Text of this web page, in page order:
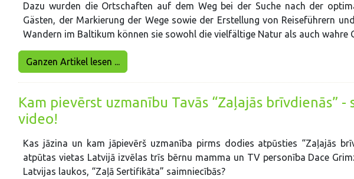
Dazu wurden die Ortschaften auf dem Weg bei der Suche nach der
Gästen, der Markierung der Wege sowie der Erstellung von Reiseführern
Wandern im Baltikum können sie sowohl die vielfältige Natur als auch wahre
Ganzen Artikel lesen ...
Kam pievērst uzmanību Tavās “Zaļajās brīvdienās” -
video!
Kas jāzina un kam jāpievērš uzmanība pirms dodies atpūsties “Zaļajās
atpūtas vietas Latvijā izvēlas trīs bērnu mamma un TV personība Dace
Latvijas laukos, “Zaļā Sertifikāta” saimniecībās?